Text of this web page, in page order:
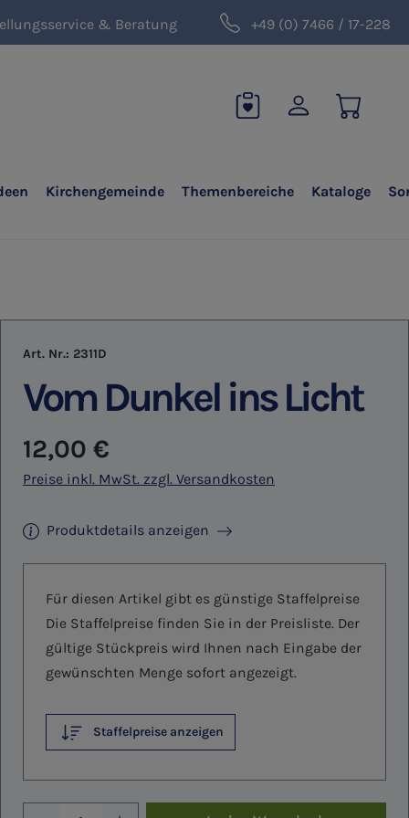
& Beratung +49 (0) 7466 / 17-228
Kirchengemeinde Themenbereiche Kataloge
Art. Nr.: 2311D
Vom Dunkel ins Licht
Regulärer Preis:
12,00 €
Preise inkl. MwSt. zzgl. Versandkosten
Produktdetails anzeigen
Für diesen Artikel gibt es günstige Staffelpreise
Die Staffelpreise finden Sie in der Preisliste. Der
gültige Stückpreis wird Ihnen nach Eingabe der
gewünschten Menge sofort angezeigt.
Staffelpreise anzeigen